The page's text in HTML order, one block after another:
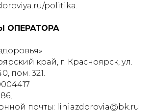
politika.
ОПЕРАТОРА
край, г. Красноярск, ул.
пом. 321.
почты: liniazdorovia@bk.ru